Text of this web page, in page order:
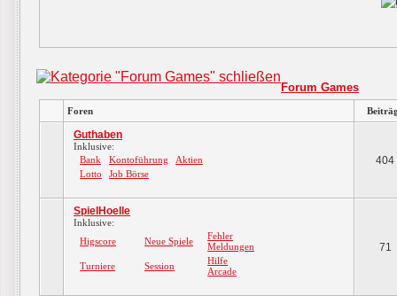
Forum Games
Foren
Guthaben
Inklusive:
Bank
Kontoführung
Aktien
Lotto
Job Börse
404
SpielHoelle
Inklusive:
Higscore
Neue Spiele
Fehler
Meldungen
Turniere
Session
Hilfe
Arcade
71